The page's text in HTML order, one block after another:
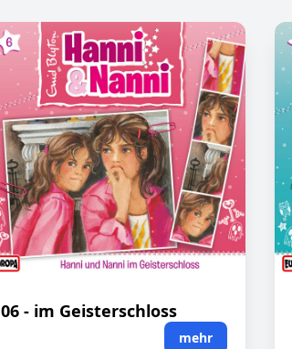
06 - im Geisterschloss
mehr